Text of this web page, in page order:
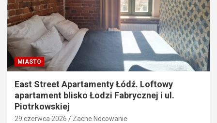
MIASTO
East Street Apartamenty Łódź. Loftowy
apartament blisko Łodzi Fabrycznej i ul.
Piotrkowskiej
29 czerwca 2026 Zacne Nocowanie